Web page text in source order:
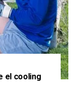
el cooling